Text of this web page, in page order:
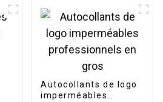
Autocollants de logo
imperméables